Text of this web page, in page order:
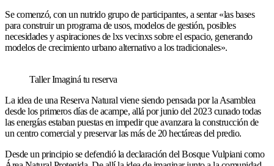
Se comenzó, con un nutrido grupo de participantes, a sentar «las bases
para construir un programa de usos, modelos de gestión, posibles
necesidades y aspiraciones de lxs vecinxs sobre el espacio, generando
modelos de crecimiento urbano alternativo a los tradicionales».
Taller Imaginá tu reserva
La idea de una Reserva Natural viene siendo pensada por la Asamblea
desde los primeros días de acampe, allá por junio del 2023 cunado todas
las energías estaban puestas en impedir que avanzara la construcción de
un centro comercial y preservar las más de 20 hectáreas del predio.
Desde un principio se defendió la declaración del Bosque Vulpiani como